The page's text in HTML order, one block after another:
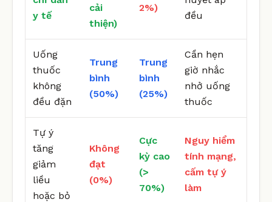
y tế
cải
thiện)
2%)
đều
Uống
thuốc
không
đều đặn
Trung
bình
(50%)
Trung
bình
(25%)
Cần hẹn
giờ nhắc
nhở uống
thuốc
Tự ý
tăng
giảm
liều
hoặc bỏ
Không
đạt
(0%)
Cực
kỳ cao
(>
70%)
Nguy hiểm
tính mạng,
cấm tự ý
làm